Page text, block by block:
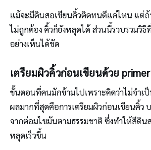
แม้จะมีดินสอเขียนคิ้วติดทนดีแค่ไหน แต่ถ้
ไม่ถูกต้อง คิ้วก็ยังหลุดได้ ส่วนนี้รวบรวมวิ
อย่างเห็นได้ชัด
เตรียมผิวคิ้วก่อนเขียนด้วย
ขั้นตอนที่คนมักข้ามไปเพราะคิดว่าไม่จำเ
ผลมากที่สุดคือการเตรียมผิวก่อนเขียนคิ้ว
จากต่อมไขมันตามธรรมชาติ ซึ่งทำให้สีดิน
หลุดเร็วขึ้น